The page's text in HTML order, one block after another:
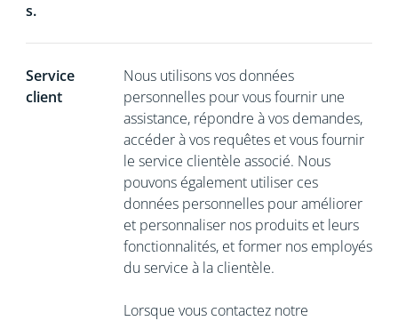
s.
Service
client
Nous utilisons vos données
personnelles pour vous fournir une
assistance, répondre à vos demandes,
accéder à vos requêtes et vous fournir
le service clientèle associé. Nous
pouvons également utiliser ces
données personnelles pour améliorer
et personnaliser nos produits et leurs
fonctionnalités, et former nos employés
du service à la clientèle.
Lorsque vous contactez notre